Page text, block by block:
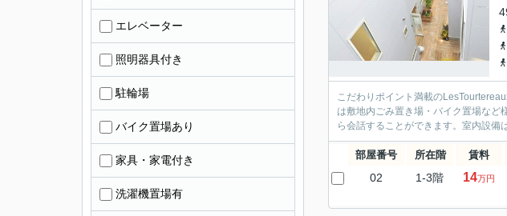
こだわりポイント満載の
は敷地内ごみ置き場・バイク置場など
ら会話することができます。室内設備
部屋番号 所在階 賃料
02 1-3階 14万円
エレベーター
照明器具付き
駐輪場
バイク置場あり
家具・家電付き
洗濯機置場有